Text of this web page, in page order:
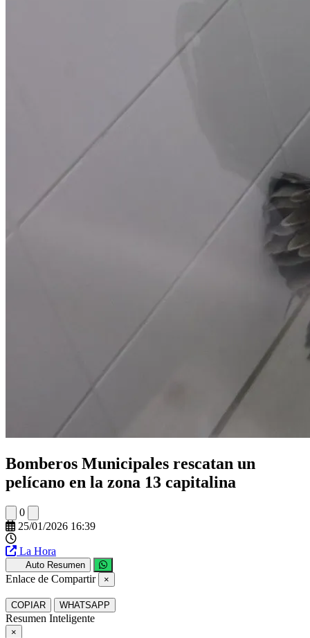
Bomberos Municipales rescatan un
pelícano en la zona 13 capitalina
0
25/01/2026 16:39
La Hora
Auto Resumen
Enlace de Compartir ×
COPIAR WHATSAPP
Resumen Inteligente
×